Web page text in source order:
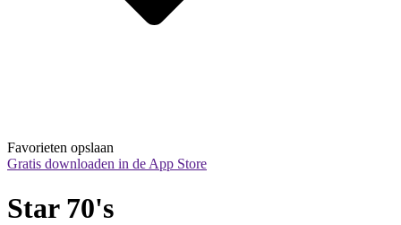
Favorieten opslaan
Gratis downloaden in de App Store
Star 70's